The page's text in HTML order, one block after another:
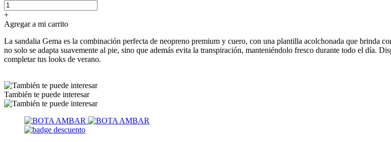
+
Agregar a mi carrito
La sandalia Gema es la combinación perfecta de neopreno premium y cuero, con una plantilla acolchonada que brinda
no solo se adapta suavemente al pie, sino que además evita la transpiración, manteniéndolo fresco durante todo el día.
completar tus looks de verano.
También te puede interesar